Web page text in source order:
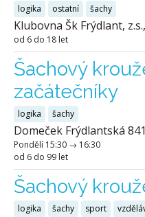
logika ostatní šachy
Klubovna Šk Frýdlant,
od 6 do 18 let
Šachový
začátečníky
logika šachy
Domeček Frýdlantská
Pondělí 15:30 → 16:30
od 6 do 99 let
Šachový
logika šachy sport